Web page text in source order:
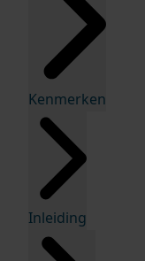
Kenmerken
Inleiding